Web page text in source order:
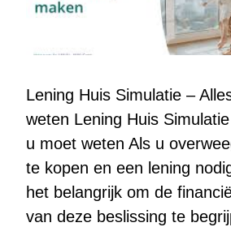
Lening Huis Simulatie –
weten Lening Huis
u moet weten Als u
te kopen en een lening
het belangrijk om de
van deze beslissing te